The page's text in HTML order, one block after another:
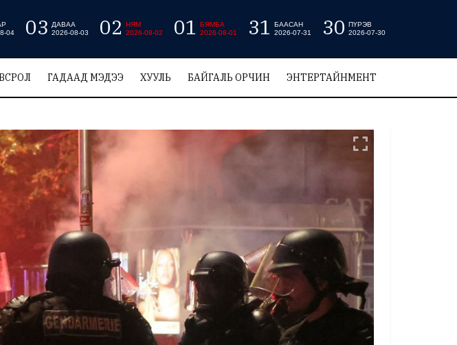
04
03
ДАВАА
2026-08-03
02
НЯМ
2026-08-02
01
БЯМБА
2026-08-01
31
БААСАН
2026-07-31
30 ПҮРЭВ
2026-07-30
ГАДААД МЭДЭЭ ХУУЛЬ БАЙГАЛЬ ОРЧИН ЭНТЕРТАЙНМЕНТ